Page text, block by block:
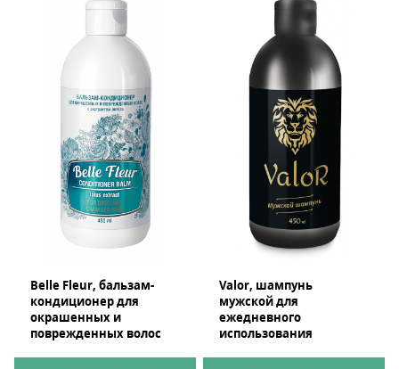
Belle Fleur, бальзам-
кондиционер для
окрашенных и
поврежденных волос
Valor, шампунь
мужской для
ежедневного
использования